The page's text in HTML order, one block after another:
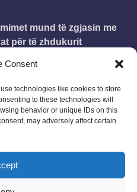
Consent
technologies like cookies to store
to these technologies will
behavior or unique IDs on this
may adversely affect certain
mund të zgjasin me
për të zhdukurit
struktura e vitit shkollor